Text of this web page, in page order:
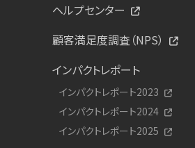
ヘルプセンター
顧客満足度調査（NPS）
インパクトレポート
インパクトレポート2023
インパクトレポート2024
インパクトレポート2025